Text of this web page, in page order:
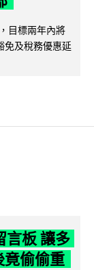
目標兩年內將
免及稅務優惠延
言板 讓多
竟偷偷重